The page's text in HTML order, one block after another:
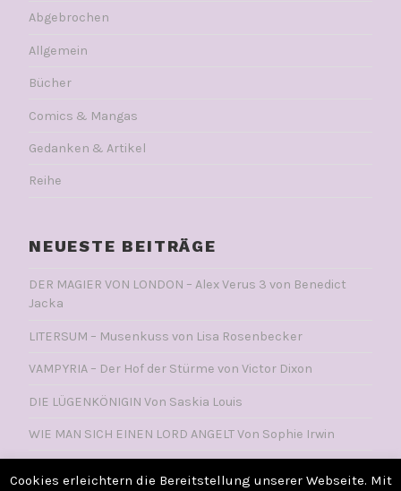
Abgebrochen
Allgemein
Bücher
Comics & Mangas
Gedanken & Artikel
Reihe
NEUESTE BEITRÄGE
DER MAGIER VON LONDON – Alex Verus 3 von Benedict
Jacka
LITERSUM – Musenkuss von Lisa Rosenbecker
VAMPYRIA – Der Hof der Stürme von Victor Dixon
DIE LÜGENKÖNIGIN Von Saskia Louis
WIE MAN SICH EINEN LORD ANGELT Von Sophie Irwin
Cookies erleichtern die Bereitstellung unserer Webseite. Mit